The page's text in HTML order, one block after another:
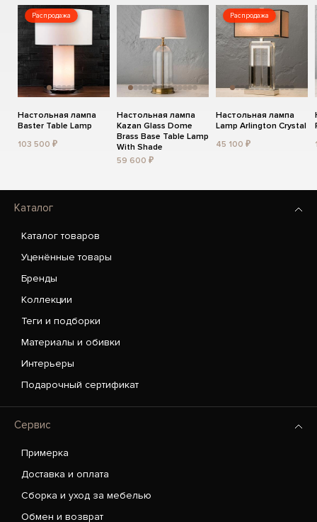
Распродажа
Настольная лампа
Baster Table Lamp
103 500 ₽
Настольная лампа
Kazan Glass Dome
Brass Base Table Lamp
With Shade
59 600 ₽
Распродажа
Настольная лампа
Lamp Arlington Crystal
45 100 ₽
Каталог
Каталог товаров
Уценённые товары
Бренды
Коллекции
Теги и подборки
Материалы и обивки
Интерьеры
Подарочный сертификат
Сервис
Примерка
Доставка и оплата
Сборка и уход за мебелью
Обмен и возврат